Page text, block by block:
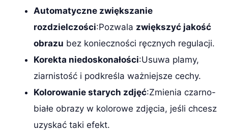
Automatyczne zwiększanie
rozdzielczości:Pozwala zwiększyć jakość
obrazu bez konieczności ręcznych regulacji.
Korekta niedoskonałości:Usuwa plamy,
ziarnistość i podkreśla ważniejsze cechy.
Kolorowanie starych zdjęć:Zmienia czarno-
białe obrazy w kolorowe zdjęcia, jeśli chcesz
uzyskać taki efekt.